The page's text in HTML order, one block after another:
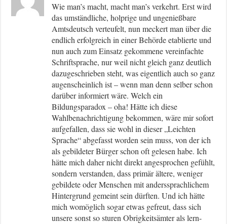
Wie man’s macht, macht man’s verkehrt. Erst wird
das umständliche, holprige und ungenießbare
Amtsdeutsch verteufelt, nun meckert man über die
endlich erfolgreich in einer Behörde etablierte und
nun auch zum Einsatz gekommene vereinfachte
Schriftsprache, nur weil nicht gleich ganz deutlich
dazugeschrieben steht, was eigentlich auch so ganz
augenscheinlich ist – wenn man denn selber schon
darüber informiert wäre. Welch ein
Bildungsparadox – oha! Hätte ich diese
Wahlbenachrichtigung bekommen, wäre mir sofort
aufgefallen, dass sie wohl in dieser „Leichten
Sprache“ abgefasst worden sein muss, von der ich
als gebildeter Bürger schon oft gelesen habe. Ich
hätte mich daher nicht direkt angesprochen gefühlt,
sondern verstanden, dass primär ältere, weniger
gebildete oder Menschen mit anderssprachlichem
Hintergrund gemeint sein dürften. Und ich hätte
mich womöglich sogar etwas gefreut, dass sich
unsere sonst so sturen Obrigkeitsämter als lern-